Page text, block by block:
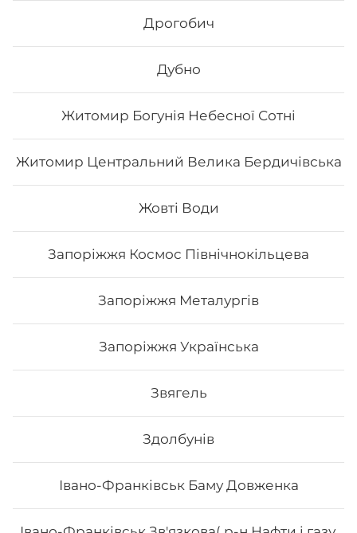
Дрогобич
Дубно
Житомир Богунія Небесної Сотні
Житомир Центральний Велика Бердичівська
Жовті Води
Запоріжжя Космос Північнокільцева
Запоріжжя Металургів
Запоріжжя Українська
Звягель
Здолбунів
Івано-Франківськ Баму Довженка
Вода мінеральна
Вода мінеральна, газована/негазована 0.5 л.
Кола 0.5 л